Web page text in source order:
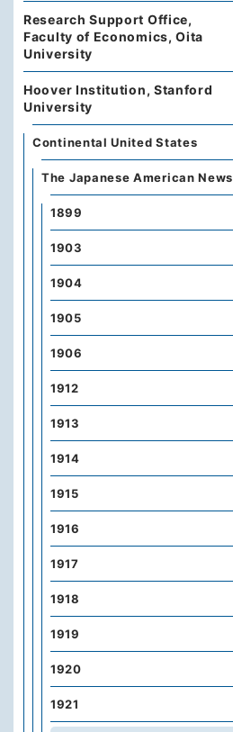
Research Support Office,
Faculty of Economics, Oita
University
Hoover Institution, Stanford
University
Continental United States
The Japanese American News
1899
1903
1904
1905
1906
1912
1913
1914
1915
1916
1917
1918
1919
1920
1921